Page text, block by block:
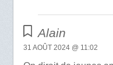
Alain
31 AOÛT 2024 @ 11:02